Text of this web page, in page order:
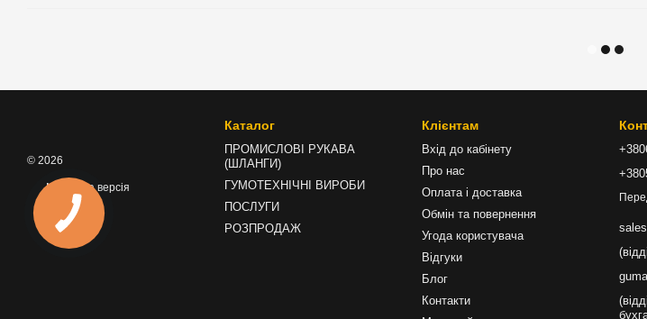
© 2026
Мобільна версія
Каталог
ПРОМИСЛОВІ РУКАВА
(ШЛАНГИ)
ГУМОТЕХНІЧНІ ВИРОБИ
ПОСЛУГИ
РОЗПРОДАЖ
Клієнтам
Вхід до кабінету
Про нас
Оплата і доставка
Обмін та повернення
Угода користувача
Відгуки
Блог
Контакти